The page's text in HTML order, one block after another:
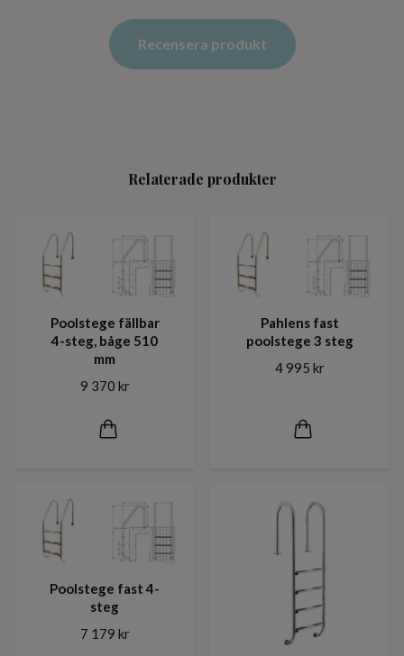
Recensera produkt
Relaterade produkter
Poolstege fällbar
4-steg, båge 510
mm
9 370 kr
Pahlens fast
poolstege 3 steg
4 995 kr
Poolstege fast 4-
steg
7 179 kr